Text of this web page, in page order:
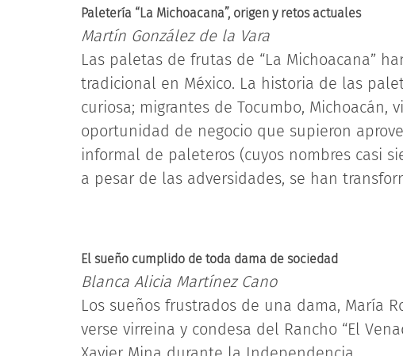
Paletería “La Michoacana”, origen y retos actuales
Martín González de la Vara
Las paletas de frutas de “La Michoacana”
tradicional en México. La historia de las
curiosa; migrantes de Tocumbo, Michoacán,
oportunidad de negocio que supieron
informal de paleteros (cuyos nombres casi
a pesar de las adversidades, se han
El sueño cumplido de toda dama de sociedad
Blanca Alicia Martínez Cano
Los sueños frustrados de una dama, María
verse virreina y condesa del Rancho “El